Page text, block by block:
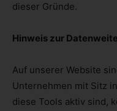
dieser Gründe.
Hinweis zur
Auf unserer Website
Unternehmen mit Sitz
diese Tools aktiv sind,